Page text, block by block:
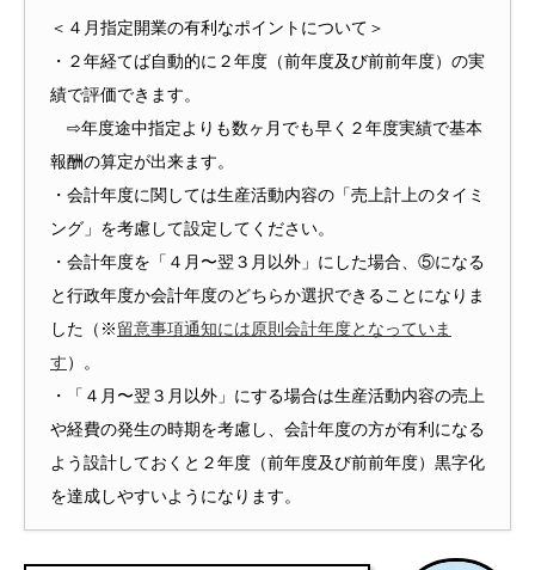
＜４月指定開業の有利なポイントについて＞
・２年経てば自動的に２年度（前年度及び前前年度）の実
績で評価できます。
⇨年度途中指定よりも数ヶ月でも早く２年度実績で基本
報酬の算定が出来ます。
・会計年度に関しては生産活動内容の「売上計上のタイミ
ング」を考慮して設定してください。
・会計年度を「４月〜翌３月以外」にした場合、⑤になる
と行政年度か会計年度のどちらか選択できることになりま
した（※留意事項通知には原則会計年度となっていま
す）。
・「４月〜翌３月以外」にする場合は生産活動内容の売上
や経費の発生の時期を考慮し、会計年度の方が有利になる
よう設計しておくと２年度（前年度及び前前年度）黒字化
を達成しやすいようになります。